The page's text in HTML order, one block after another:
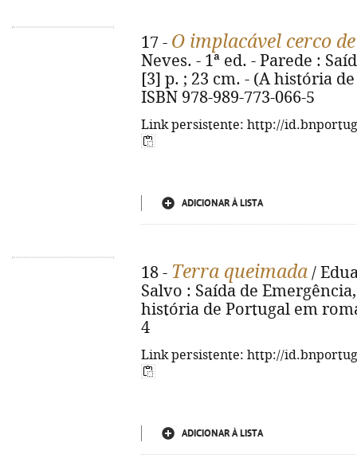
17 - O implacável cerco
Neves. - 1ª ed. - Parede :
[3] p. ; 23 cm. - (A história
ISBN 978-989-773-066-5
Link persistente: http://
ADICIONAR À LISTA
18 - Terra queimada /
Salvo : Saída de
história de Portugal em
4
Link persistente: http://
ADICIONAR À LISTA